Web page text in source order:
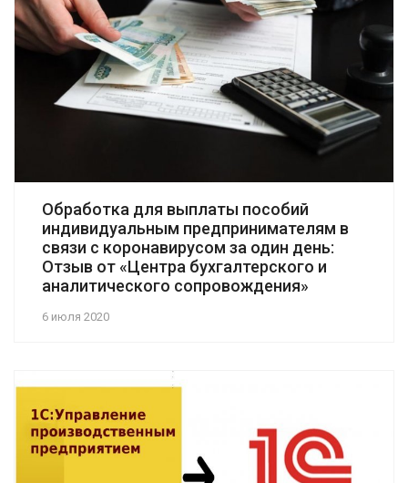
Обработка для выплаты пособий
индивидуальным предпринимателям в
связи с коронавирусом за один день:
Отзыв от «Центра бухгалтерского и
аналитического сопровождения»
6 июля 2020